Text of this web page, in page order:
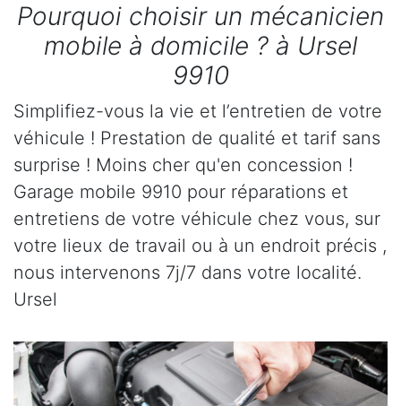
Pourquoi choisir un mécanicien
mobile à domicile ? à Ursel
9910
Simplifiez-vous la vie et l’entretien de votre
véhicule ! Prestation de qualité et tarif sans
surprise ! Moins cher qu'en concession !
Garage mobile 9910 pour réparations et
entretiens de votre véhicule chez vous, sur
votre lieux de travail ou à un endroit précis ,
nous intervenons 7j/7 dans votre localité.
Ursel